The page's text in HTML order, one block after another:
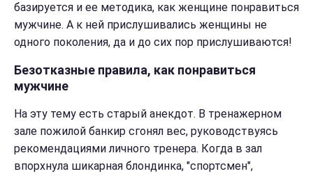
базируется и ее методика, как женщине понравиться
мужчине. А к ней прислушивались женщины не
одного поколения, да и до сих пор прислушиваются!
Безотказные правила, как понравиться
мужчине
На эту тему есть старый анекдот. В тренажерном
зале пожилой банкир сгонял вес, руководствуясь
рекомендациями личного тренера. Когда в зал
впорхнула шикарная блондинка, "спортсмен",